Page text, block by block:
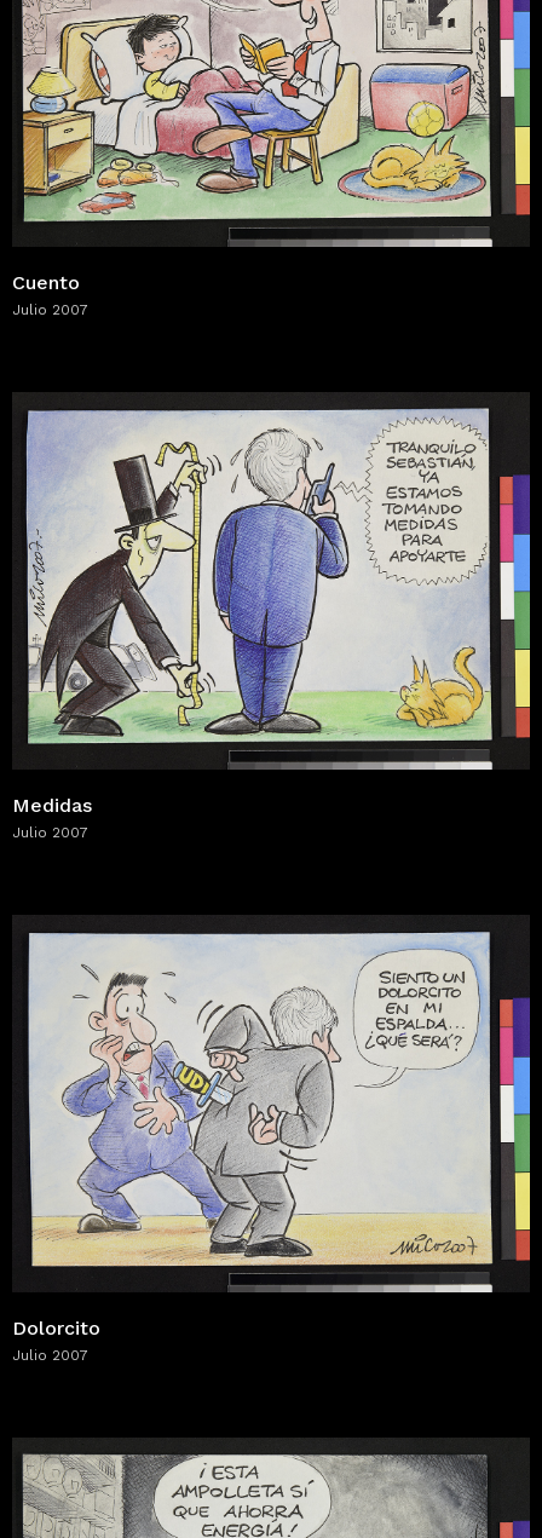
Cuento
Julio 2007
Medidas
Julio 2007
Dolorcito
Julio 2007